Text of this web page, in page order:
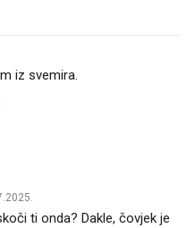
iz svemira.
ti onda? Dakle, čovjek je